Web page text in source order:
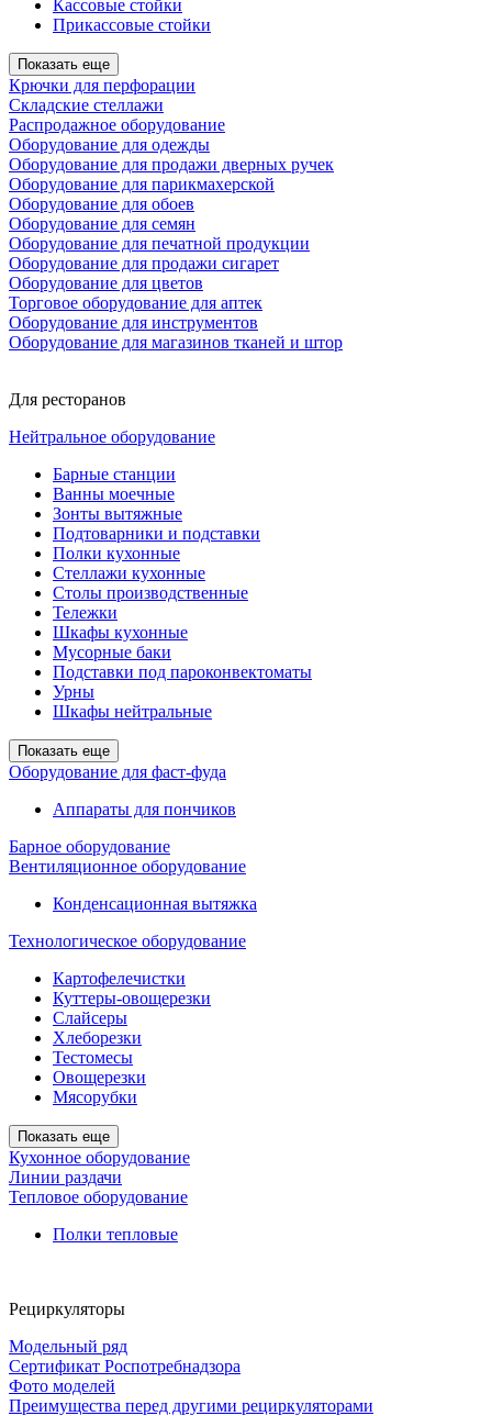
Кассовые стойки
Прикассовые стойки
Показать еще
Крючки для перфорации
Складские стеллажи
Распродажное оборудование
Оборудование для одежды
Оборудование для продажи дверных ручек
Оборудование для парикмахерской
Оборудование для обоев
Оборудование для семян
Оборудование для печатной продукции
Оборудование для продажи сигарет
Оборудование для цветов
Торговое оборудование для аптек
Оборудование для инструментов
Оборудование для магазинов тканей и штор
Для ресторанов
Нейтральное оборудование
Барные станции
Ванны моечные
Зонты вытяжные
Подтоварники и подставки
Полки кухонные
Стеллажи кухонные
Столы производственные
Тележки
Шкафы кухонные
Мусорные баки
Подставки под пароконвектоматы
Урны
Шкафы нейтральные
Показать еще
Оборудование для фаст-фуда
Аппараты для пончиков
Барное оборудование
Вентиляционное оборудование
Конденсационная вытяжка
Технологическое оборудование
Картофелечистки
Куттеры-овощерезки
Слайсеры
Хлеборезки
Тестомесы
Овощерезки
Мясорубки
Показать еще
Кухонное оборудование
Линии раздачи
Тепловое оборудование
Полки тепловые
Рециркуляторы
Модельный ряд
Сертификат Роспотребнадзора
Фото моделей
Преимущества перед другими рециркуляторами